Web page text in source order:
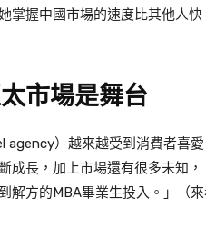
掌握中國市場的速度比其他人快
市場是舞台
agency）越來越受到消費者喜
成長，加上市場還有很多未知
解方的MBA畢業生投入。」（